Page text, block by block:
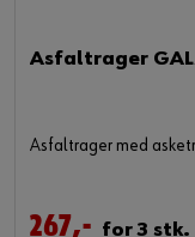
Asfaltrager
Asfaltrager med
267,- for 3 stk.